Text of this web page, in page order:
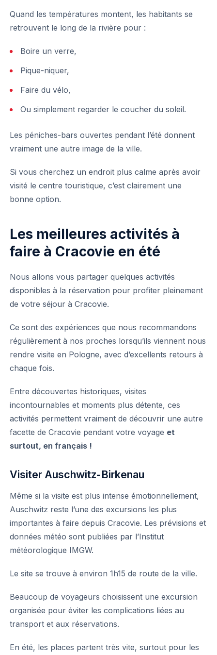
Quand les températures montent, les habitants se
retrouvent le long de la rivière pour :
Boire un verre,
Pique-niquer,
Faire du vélo,
Ou simplement regarder le coucher du soleil.
Les péniches-bars ouvertes pendant l’été donnent
vraiment une autre image de la ville.
Si vous cherchez un endroit plus calme après avoir
visité le centre touristique, c’est clairement une
bonne option.
Les meilleures activités à
faire à Cracovie en été
Nous allons vous partager quelques activités
disponibles à la réservation pour profiter pleinement
de votre séjour à Cracovie.
Ce sont des expériences que nous recommandons
régulièrement à nos proches lorsqu’ils viennent nous
rendre visite en Pologne, avec d’excellents retours à
chaque fois.
Entre découvertes historiques, visites
incontournables et moments plus détente, ces
activités permettent vraiment de découvrir une autre
facette de Cracovie pendant votre voyage et
surtout, en français !
Visiter Auschwitz-Birkenau
Même si la visite est plus intense émotionnellement,
Auschwitz reste l’une des excursions les plus
importantes à faire depuis Cracovie. Les prévisions et
données météo sont publiées par l’Institut
météorologique IMGW.
Le site se trouve à environ 1h15 de route de la ville.
Beaucoup de voyageurs choisissent une excursion
organisée pour éviter les complications liées au
transport et aux réservations.
En été, les places partent très vite, surtout pour les